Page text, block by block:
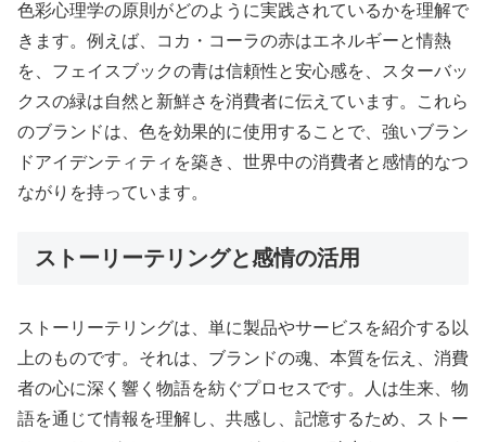
色彩心理学の原則がどのように実践されているかを理解で
きます。例えば、コカ・コーラの赤はエネルギーと情熱
を、フェイスブックの青は信頼性と安心感を、スターバッ
クスの緑は自然と新鮮さを消費者に伝えています。これら
のブランドは、色を効果的に使用することで、強いブラン
ドアイデンティティを築き、世界中の消費者と感情的なつ
ながりを持っています。
ストーリーテリングと感情の活用
ストーリーテリングは、単に製品やサービスを紹介する以
上のものです。それは、ブランドの魂、本質を伝え、消費
者の心に深く響く物語を紡ぐプロセスです。人は生来、物
語を通じて情報を理解し、共感し、記憶するため、ストー